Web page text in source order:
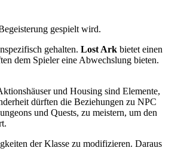
gespielt wird.
gehalten. Lost Ark bietet einen
dem Spieler eine Abwechslung bieten.
und Housing sind Elemente,
dürften die Beziehungen zu NPC
und Quests, zu meistern, um den
der Klasse zu modifizieren. Daraus